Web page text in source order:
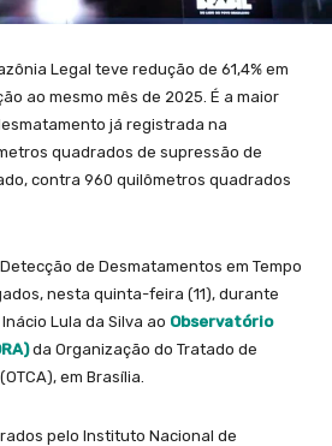
Legal teve redução de 61,4% em
ao mesmo mês de 2025. É a maior
já registrada na
quadrados de supressão de
contra 960 quilômetros quadrados
de Desmatamentos em Tempo
nesta quinta-feira (11), durante
Lula da Silva ao Observatório
da Organização do Tratado de
em Brasília.
pelo Instituto Nacional de